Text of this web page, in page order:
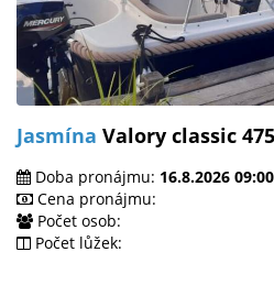
Jasmína Valory classic
Doba pronájmu: 16.8.2026
Cena pronájmu:
Počet osob:
Počet lůžek: